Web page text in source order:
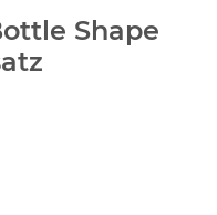
Shape